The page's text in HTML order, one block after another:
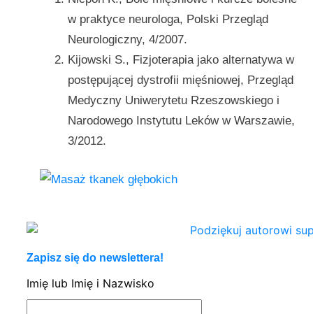
w praktyce neurologa, Polski Przegląd
Neurologiczny, 4/2007.
Kijowski S., Fizjoterapia jako alternatywa w
postępującej dystrofii mięśniowej, Przegląd
Medyczny Uniwerytetu Rzeszowskiego i
Narodowego Instytutu Leków w Warszawie,
3/2012.
Zapisz się do newslettera!
Imię lub Imię i Nazwisko